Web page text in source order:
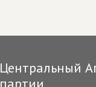
Центральный
партии